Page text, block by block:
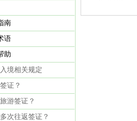
南
语
助
境相关规定
证？
游签证？
次往返签证？